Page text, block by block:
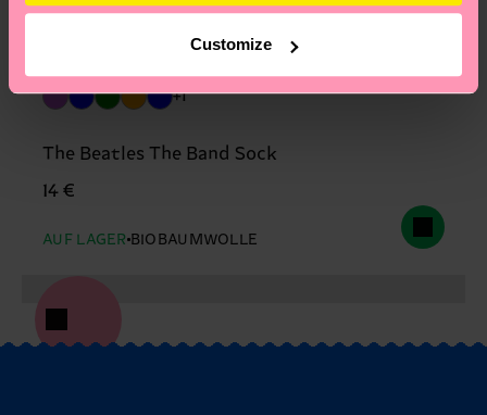
Customize
+1
The Beatles The Band Sock
14 €
AUF LAGER BIOBAUMWOLLE